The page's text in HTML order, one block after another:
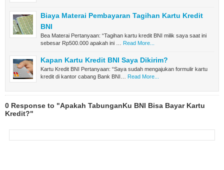
Biaya Materai Pembayaran Tagihan Kartu Kredit
BNI
Bea Materai Pertanyaan: “Tagihan kartu kredit BNI milik saya saat ini
sebesar Rp500.000 apakah ini …
Read More...
Kapan Kartu Kredit BNI Saya Dikirim?
Kartu Kredit BNI Pertanyaan: “Saya sudah mengajukan formulir kartu
kredit di kantor cabang Bank BNI…
Read More...
0 Response to "Apakah TabunganKu BNI Bisa Bayar Kartu
Kredit?"